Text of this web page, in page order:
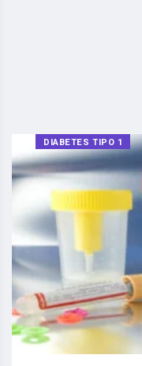
DIABETES TIPO 1